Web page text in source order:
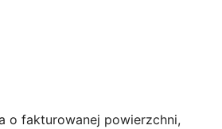
o fakturowanej powierzchni,